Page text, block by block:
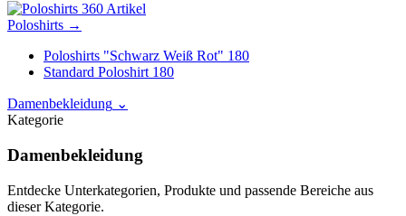
360 Artikel
Poloshirts →
Poloshirts "Schwarz Weiß Rot" 180
Standard Poloshirt 180
Damenbekleidung ⌄
Kategorie
Damenbekleidung
Entdecke Unterkategorien, Produkte und passende Bereiche aus
dieser Kategorie.